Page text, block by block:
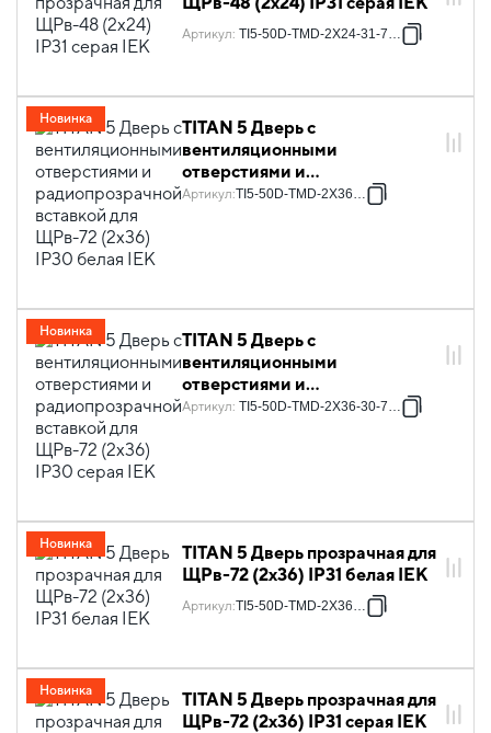
Артикул: TI5-50D-TMD-2X24-31-7035
TITAN 5 Дверь с
вентиляционными
отверстиями и
радиопрозрачной вставкой
Артикул:TI5-50D-TMD-2X36-30
Новинка
TITAN 5 Дверь с
вентиляционными
отверстиями и
радиопрозрачной вставкой
Артикул: TI5-50D-TMD-2X36-30-7035
Новинка
TITAN 5 Дверь прозрачная для
ЩРв-72 (2х36) IP31 белая IEK
Артикул:TI5-50D-TMD-2X36-31
Новинка
TITAN 5 Дверь прозрачная для
ЩРв-72 (2х36) IP31 серая IEK
Новинка